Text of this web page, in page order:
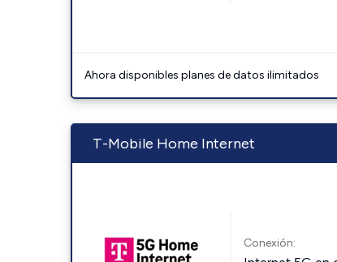
Ahora disponibles planes de datos ilimitados
T-Mobile Home Internet
Conexión: